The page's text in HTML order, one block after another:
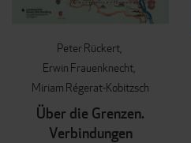
Peter Rückert
Erwin Frauenknecht
Miriam Régerat-Kobitzsch
Über die Grenzen.
Verbindungen